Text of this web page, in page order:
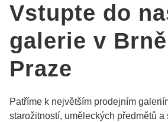
Vstupte do
galerie v
Praze
Patříme k největším prodejním
starožitností, uměleckých předmětů